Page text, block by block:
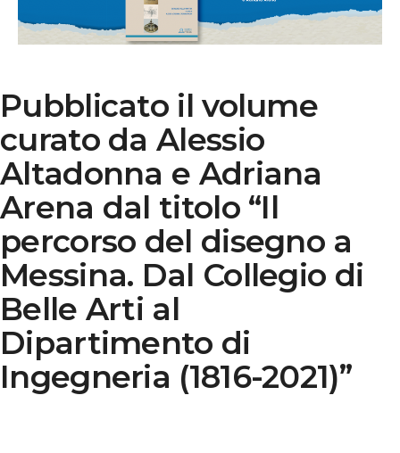
Pubblicato il volume
curato da Alessio
Altadonna e Adriana
Arena dal titolo “Il
percorso del disegno a
Messina. Dal Collegio di
Belle Arti al
Dipartimento di
Ingegneria (1816-2021)”